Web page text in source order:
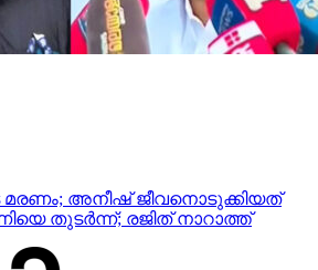
അനീഷ് ജീവനൊടുക്കിയത്
തുടര്‍ന്ന്; രജിത് നാറാത്ത്